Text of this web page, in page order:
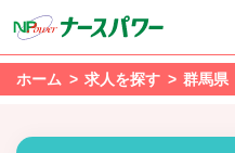
ホーム 求人を探す 群馬県